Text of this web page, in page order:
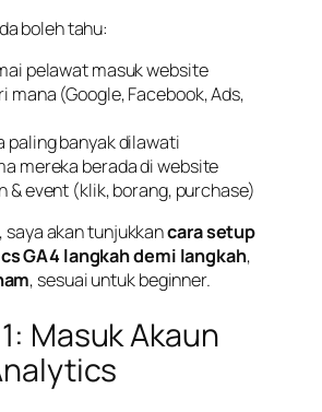
boleh tahu:
pelawat masuk website
mana (Google, Facebook, Ads,
paling banyak dilawati
mereka berada di website
& event (klik, borang, purchase)
saya akan tunjukkancara setup
GA4 langkah demi langkah,
, sesuai untuk beginner.
Masuk Akaun